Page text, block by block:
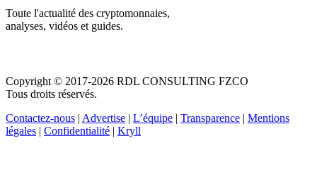
Toute l'actualité des cryptomonnaies,
analyses, vidéos et guides.
Copyright © 2017-2026 RDL CONSULTING FZCO
Tous droits réservés.
Contactez-nous | Advertise | L’équipe | Transparence | Mentions
légales | Confidentialité | Kryll